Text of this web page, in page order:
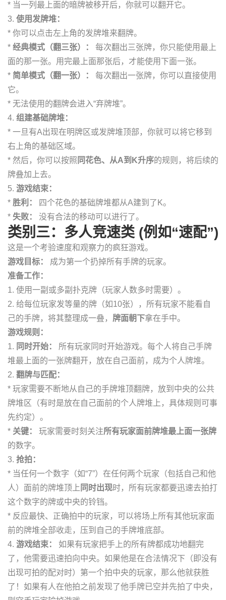
* 当一列最上面的暗牌被移开后，你就可以翻开它。
3. 使用发牌堆：
* 你可以点击左上角的发牌堆来翻牌。
* 经典模式（翻三张）：
每次翻出三张牌，你只能使用最上
面的那一张。用完最上面那张后，才能使用下面一张。
* 简单模式（翻一张）：
每次翻出一张牌，你可以直接使用
它。
* 无法使用的翻牌会进入“弃牌堆”。
4. 组建基础牌堆：
* 一旦有A出现在明牌区或发牌堆顶部，你就可以将它移到
右上角的基础区域。
* 然后，你可以按照 同花色、从A到K升序的规则，将后续的
牌叠加上去。
5. 游戏结束：
* 胜利：
四个花色的基础牌堆都从A建到了K。
* 失败： 没有合法的移动可以进行了。
类别三：多人竞速类 (例如“速配”)
这是一个考验速度和观察力的疯狂游戏。
游戏目标：
成为第一个扔掉所有手牌的玩家。
准备工作：
1. 使用一副或多副扑克牌（玩家人数多时需要）。
2. 给每位玩家发等量的牌（如10张），所有玩家不能看自
己的手牌，将其整理成一叠， 牌面朝下拿在手中。
游戏规则：
1. 同时开始：
所有玩家同时开始游戏。每个人将自己手牌
堆最上面的一张牌翻开，放在自己面前，成为个人牌堆。
2. 翻牌与匹配：
* 玩家需要不断地从自己的手牌堆顶翻牌，放到中央的公共
牌堆区（有时是放在自己面前的个人牌堆上，具体规则可事
先约定）。
* 关键： 玩家需要时刻关注所有玩家面前牌堆最上面一张牌
的数字。
3. 抢拍：
* 当任何一个数字（如“7”）在任何两个玩家（包括自己和他
人）面前的牌堆顶上 同时出现时，所有玩家都要迅速去拍打
这个数字的牌或中央的铃铛。
* 反应最快、正确拍中的玩家，可以将场上所有其他玩家面
前的牌堆全部收走，压到自己的手牌堆底部。
4. 游戏结束：
如果有玩家把手上的所有牌都成功地翻完
了，他需要迅速拍向中央。如果他是在合法情况下（即没有
出现可拍的配对时）第一个拍中央的玩家，那么他就获胜
了！如果有人在他拍之前发现了他手牌已空并先拍了中央，